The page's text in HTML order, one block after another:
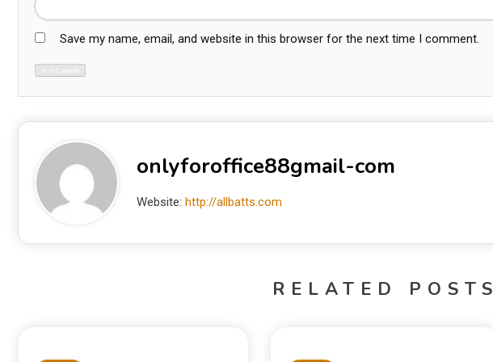
Save my name, email, and website in this browser for the next time I comment.
onlyforoffice88gmail-com
Website: http://allbatts.com
RELATED POSTS